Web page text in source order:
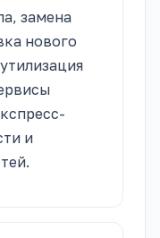
замена
нового
и